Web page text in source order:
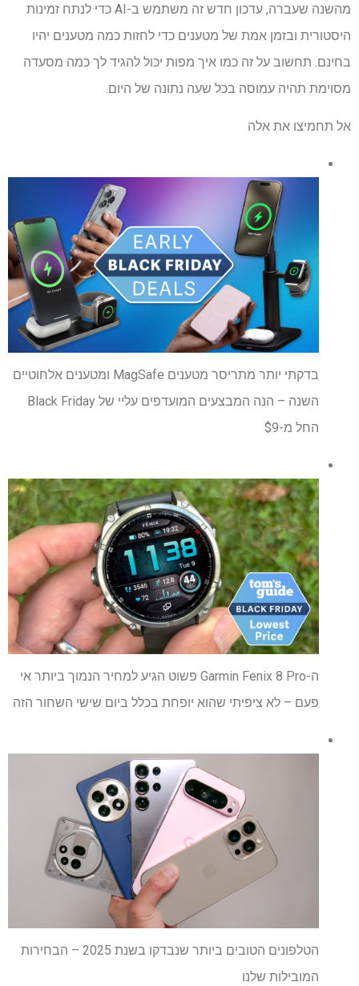
מהשנה שעברה, עדכון חדש זה משתמש ב-AI כדי לנתח זמינות
היסטורית ובזמן אמת של מטענים כדי לחזות כמה מטענים יהיו
בחינם. תחשוב על זה כמו איך מפות יכול להגיד לך כמה מסעדה
מסוימת תהיה עמוסה בכל שעה נתונה של היום.
אל תחמיצו את אלה
בדקתי יותר מתריסר מטענים MagSafe ומטענים אלחוטיים
השנה – הנה המבצעים המועדפים עליי של Black Friday
החל מ-$9
ה-Garmin Fenix ​​8 Pro פשוט הגיע למחיר הנמוך ביותר אי
פעם – לא ציפיתי שהוא יופחת בכלל ביום שישי השחור הזה
הטלפונים הטובים ביותר שנבדקו בשנת 2025 – הבחירות
המובילות שלנו